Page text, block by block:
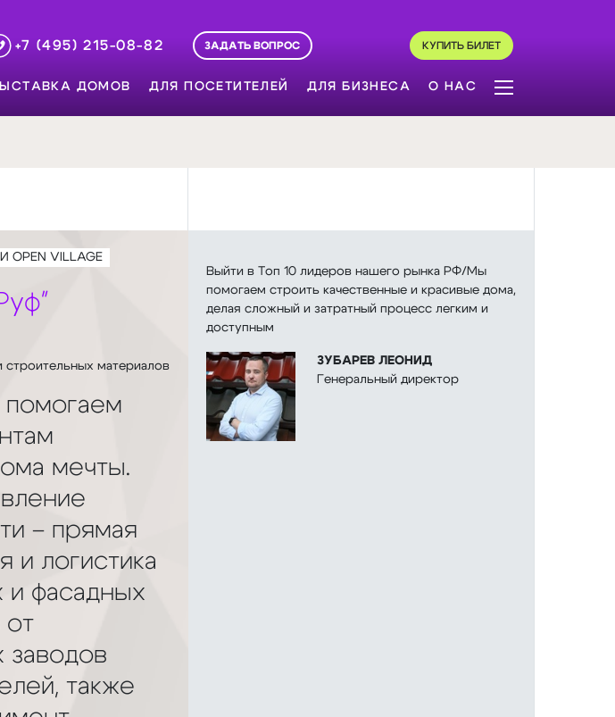
+7 (495) 215-08-82
ЗАДАТЬ ВОПРОС КУПИТЬ БИЛЕТ
ДОМОВ ДЛЯ ПОСЕТИТЕЛЕЙ ДЛЯ БИЗНЕСА О НАС
VILLAGE
материалов
помогаем
мечты.
– прямая
и логистика
и фасадных
от
заводов
также
Выйти в Топ 10 лидеров нашего рынка РФ/Мы
помогаем строить качественные и красивые дома,
делая сложный и затратный процесс легким и
доступным
ЗУБАРЕВ ЛЕОНИД
Генеральный директор